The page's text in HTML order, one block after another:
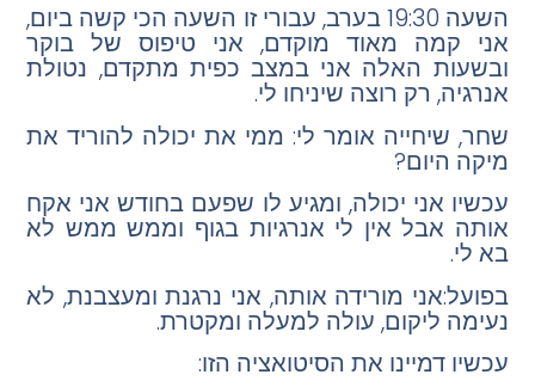
השעה 19:30 בערב, עבורי זו השעה הכי קשה ביום,
אני קמה מאוד מוקדם, אני טיפוס של בוקר
ובשעות האלה אני במצב כפית מתקדם, נטולת
אנרגיה, רק רוצה שיניחו לי.
שחר, שיחייה אומר לי: ממי את יכולה להוריד את
מיקה היום?
עכשיו אני יכולה, ומגיע לו שפעם בחודש אני אקח
אותה אבל אין לי אנרגיות בגוף וממש ממש לא
בא לי.
בפועל:אני מורידה אותה, אני נרגנת ומעצבנת, לא
נעימה ליקום, עולה למעלה ומקטרת.
עכשיו דמיינו את הסיטואציה הזו: